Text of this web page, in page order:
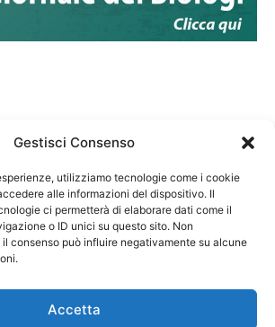
Gestisci Consenso
utilizziamo tecnologie come i cookie
alle informazioni del dispositivo. Il
ci permetterà di elaborare dati come il
o ID unici su questo sito. Non
consenso può influire negativamente su alcune
Accetta
Nazionale Degli Ordini dei Biologi:
fiscale 80069130583
sito internet www.fnob.it: Vincenzo